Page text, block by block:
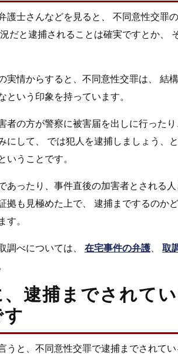
護士さんなどを見ると、 不同意性交罪
だと逮捕されることは確実ですとか、
実情からすると、不同意性交罪は、 結
という印象を持っています。
者の方が警察に被害届を出しに行った
にして、 では犯人を逮捕しましょう、
いうことです。
あったり、事件直後の加害者とされる
拠も見極めた上で、 逮捕までするのか
す。
調べについては、 在宅事件の弁護 取
、逮捕までされて
うと、不同意性交罪で逮捕までされて